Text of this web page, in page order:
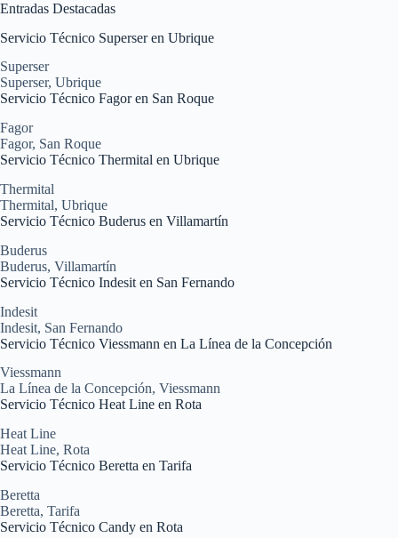
Entradas Destacadas
Servicio Técnico Superser en Ubrique
Superser
Superser, Ubrique
Servicio Técnico Fagor en San Roque
Fagor
Fagor, San Roque
Servicio Técnico Thermital en Ubrique
Thermital
Thermital, Ubrique
Servicio Técnico Buderus en Villamartín
Buderus
Buderus, Villamartín
Servicio Técnico Indesit en San Fernando
Indesit
Indesit, San Fernando
Servicio Técnico Viessmann en La Línea de la Concepción
Viessmann
La Línea de la Concepción, Viessmann
Servicio Técnico Heat Line en Rota
Heat Line
Heat Line, Rota
Servicio Técnico Beretta en Tarifa
Beretta
Beretta, Tarifa
Servicio Técnico Candy en Rota